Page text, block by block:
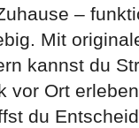
–
Mit
kannst du
vor Ort
du